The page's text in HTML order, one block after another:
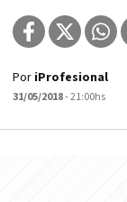
Por iProfesional
31/05/2018- 21:00hs